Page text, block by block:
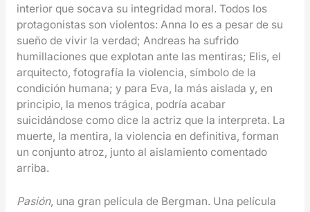
interior que socava su integridad moral. Todos los
protagonistas son violentos: Anna lo es a pesar de su
sueño de vivir la verdad; Andreas ha sufrido
humillaciones que explotan ante las mentiras; Elis, el
arquitecto, fotografía la violencia, símbolo de la
condición humana; y para Eva, la más aislada y, en
principio, la menos trágica, podría acabar
suicidándose como dice la actriz que la interpreta. La
muerte, la mentira, la violencia en definitiva, forman
un conjunto atroz, junto al aislamiento comentado
arriba.
Pasión, una gran película de Bergman. Una película